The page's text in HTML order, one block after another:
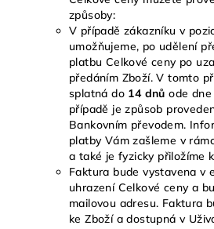
způsoby:
V případě zákazníku v
umožňujeme, po udělení
platbu Celkové ceny po
předáním Zboží. V tomto
splatná do 14 dnůode
případě je způsob
Bankovním převodem.
platby Vám zašleme v
a také je fyzicky přiložíme
Faktura bude vystavena v
uhrazení Celkové ceny a
mailovou adresu. Faktura
ke Zboží a dostupná v